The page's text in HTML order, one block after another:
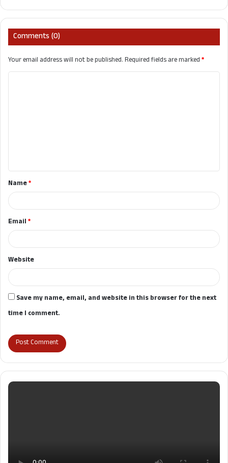
Comments (0)
Your email address will not be published.Required fields are marked*
t
*Name*
Email*
Website
Save my name, email, and website in this browser for the next
time I comment.